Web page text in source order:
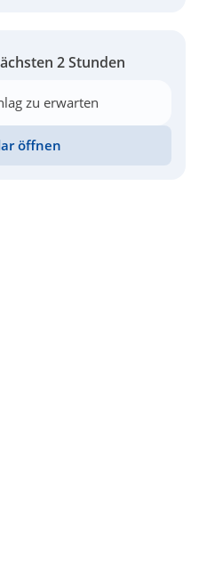
2 Stunden
zu erwarten
öffnen